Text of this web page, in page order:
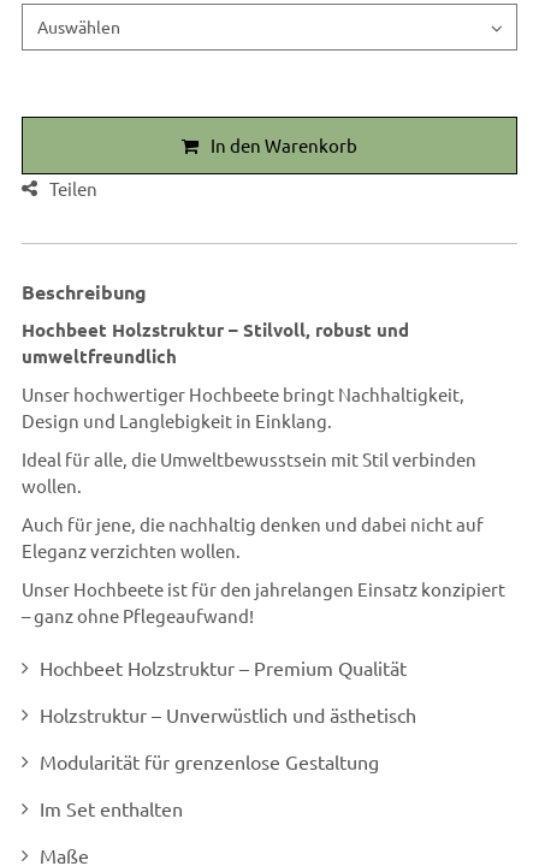
In den Warenkorb
Teilen
Beschreibung
Hochbeet Holzstruktur – Stilvoll, robust und
umweltfreundlich
Unser hochwertiger Hochbeete bringt Nachhaltigkeit,
Design und Langlebigkeit in Einklang.
Ideal für alle, die Umweltbewusstsein mit Stil verbinden
wollen.
Auch für jene, die nachhaltig denken und dabei nicht auf
Eleganz verzichten wollen.
Unser Hochbeete ist für den jahrelangen Einsatz konzipiert
– ganz ohne Pflegeaufwand!
Hochbeet Holzstruktur – Premium Qualität
Holzstruktur – Unverwüstlich und ästhetisch
Modularität für grenzenlose Gestaltung
Im Set enthalten
Maße